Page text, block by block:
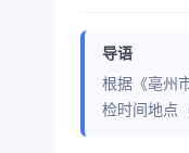
导语
根据《亳州
检时间地点